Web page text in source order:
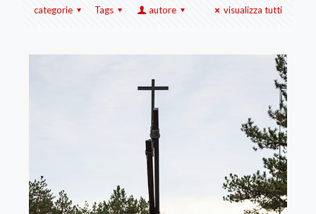
categorie Tags autore visualizza tutti